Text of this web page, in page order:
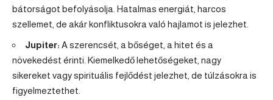
bátorságot befolyásolja. Hatalmas energiát, harcos
szellemet, de akár konfliktusokra való hajlamot is jelezhet.
Jupiter: A szerencsét, a bőséget, a hitet és a
növekedést érinti. Kiemelkedő lehetőségeket, nagy
sikereket vagy spirituális fejlődést jelezhet, de túlzásokra is
figyelmeztethet.